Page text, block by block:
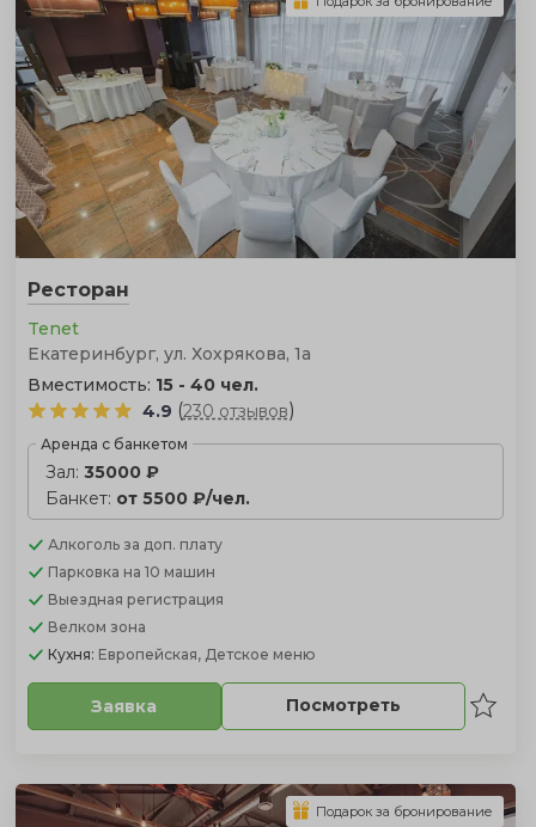
Ресторан
Tenet
Екатеринбург, ул. Хохрякова, 1а
Вместимость: 15 - 40 чел.
4.9 (230 отзывов)
Аренда с банкетом
Зал: 35000 ₽
Банкет: от 5500 ₽/чел.
Алкоголь за доп. плату
Парковка на 10 машин
Выездная регистрация
Велком зона
Кухня: Европейская, Детское меню
Заявка Посмотреть
Подарок за бронирование